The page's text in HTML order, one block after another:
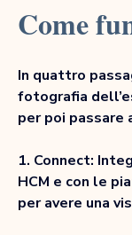
Come
In quattro
fotografia
per poi passare
1. Connect:
HCM e con le
per avere una